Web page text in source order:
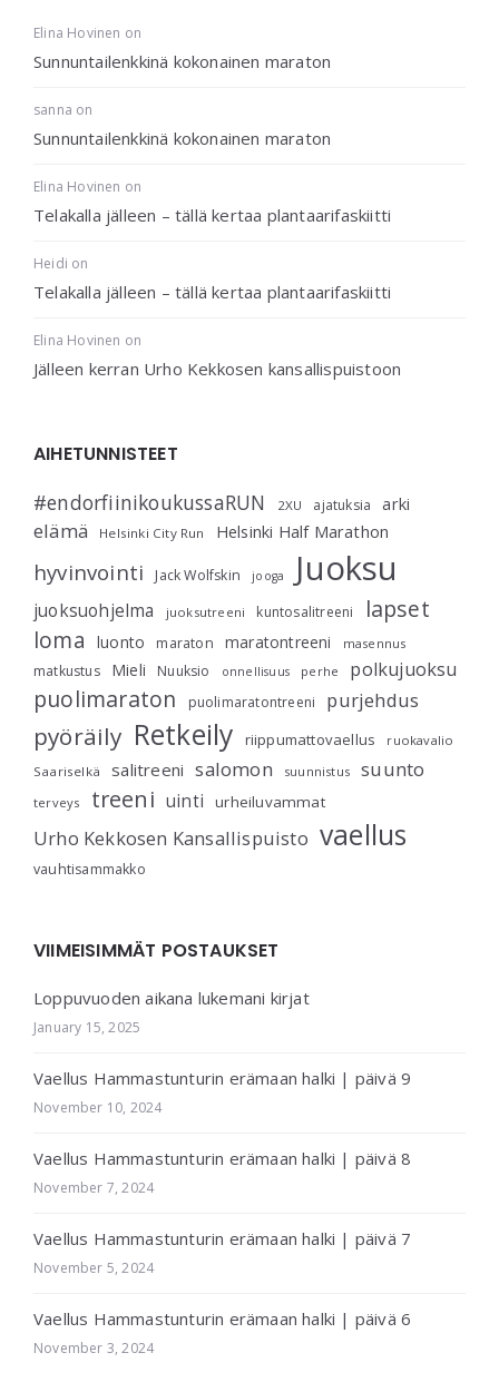
Elina Hovinen on
Sunnuntailenkkinä kokonainen maraton
sanna on
Sunnuntailenkkinä kokonainen maraton
Elina Hovinen on
Telakalla jälleen – tällä kertaa plantaarifaskiitti
Heidi on
Telakalla jälleen – tällä kertaa plantaarifaskiitti
Elina Hovinen on
Jälleen kerran Urho Kekkosen kansallispuistoon
AIHETUNNISTEET
#endorfiinikoukussaRUN 2XU ajatuksia arki
elämä Helsinki City Run Helsinki Half Marathon
hyvinvointi Jack Wolfskin jooga Juoksu
juoksuohjelma juoksutreeni kuntosalitreeni
lapset
loma
luonto maraton maratontreeni masennus
matkustus Mieli Nuuksio onnellisuus perhe polkujuoksu
puolimaraton puolimaratontreeni purjehdus
pyöräily Retkeily riippumattovaellus
ruokavalio
Saariselkä
salitreeni salomon suunnistus suunto
terveys treeni uinti urheiluvammat
Urho Kekkosen Kansallispuisto vaellus
vauhtisammakko
VIIMEISIMMÄT POSTAUKSET
Loppuvuoden aikana lukemani kirjat
January 15, 2025
Vaellus Hammastunturin erämaan halki | päivä 9
November 10, 2024
Vaellus Hammastunturin erämaan halki | päivä 8
November 7, 2024
Vaellus Hammastunturin erämaan halki | päivä 7
November 5, 2024
Vaellus Hammastunturin erämaan halki | päivä 6
November 3, 2024